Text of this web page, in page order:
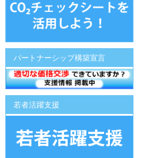
パートナーシップ構築宣言
若者活躍支援